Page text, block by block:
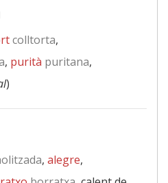
colltorta,
, purità puritana,
)
, alegre,